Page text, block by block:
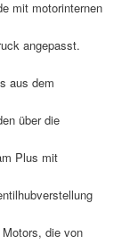
mit motorinternen
angepasst.
aus dem
über die
Plus mit
die von